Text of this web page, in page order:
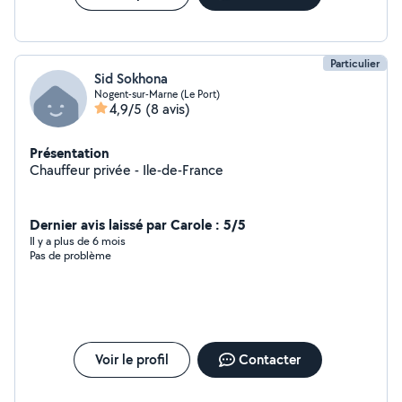
pour une sérénité totale au volant.
Particulier
Sid Sokhona
Nogent-sur-Marne (Le Port)
4,9/5 (8 avis)
Présentation
Chauffeur privée - Ile-de-France
Dernier avis laissé par Carole : 5/5
Il y a plus de 6 mois
Pas de problème
Voir le profil Contacter